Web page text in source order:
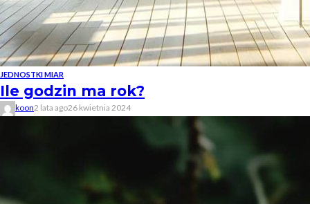
JEDNOSTKI MIAR
Ile godzin ma rok?
koon2 lata ago26 kwietnia 2024